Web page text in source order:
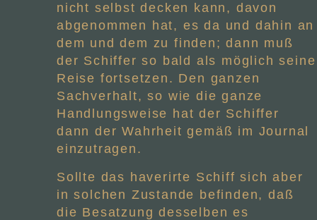
nicht selbst decken kann, davon
abgenommen hat, es da und dahin an
dem und dem zu finden; dann muß
der Schiffer so bald als möglich seine
Reise fortsetzen. Den ganzen
Sachverhalt, so wie die ganze
Handlungsweise hat der Schiffer
dann der Wahrheit gemäß im Journal
einzutragen.
Sollte das haverirte Schiff sich aber
in solchen Zustande befinden, daß
die Besatzung desselben es